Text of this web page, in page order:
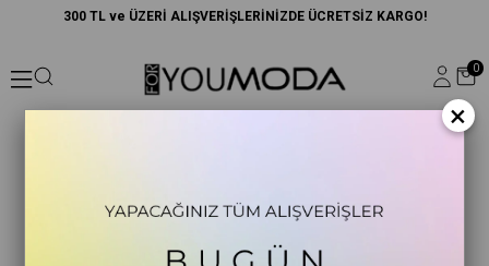
300 TL ve ÜZERİ ALIŞVERİŞLERİNİZDE ÜCRETSİZ KARGO!
0
×